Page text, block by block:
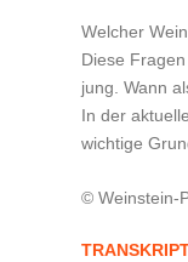
Welcher
Diese
jung. Wann
In der
wichtige
© Weinstein-